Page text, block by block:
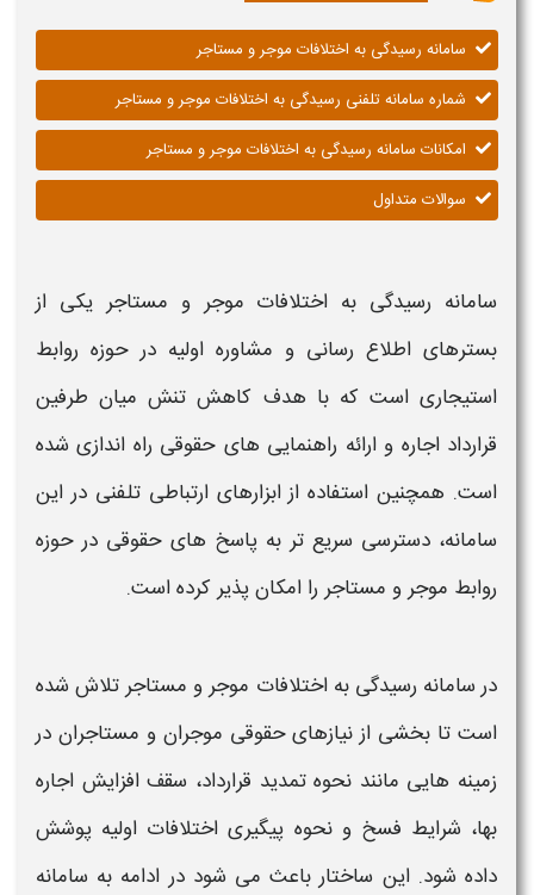
سامانه رسیدگی به اختلافات موجر و مستاجر
شماره سامانه تلفنی رسیدگی به اختلافات موجر و مستاجر
امکانات سامانه رسیدگی به اختلافات موجر و مستاجر
سوالات متداول
سامانه رسیدگی به اختلافات موجر و مستاجر یکی از
بسترهای اطلاع رسانی و مشاوره اولیه در حوزه روابط
استیجاری است که با هدف کاهش تنش میان طرفین
قرارداد اجاره و ارائه راهنمایی های حقوقی راه اندازی شده
است. همچنین استفاده از ابزارهای ارتباطی تلفنی در این
سامانه، دسترسی سریع تر به پاسخ های حقوقی در حوزه
روابط موجر و مستاجر را امکان پذیر کرده است.
درسامانه رسیدگی بهاختلافات موجرو مستاجرتلاش شده
است تا بخشی از نیازهای حقوقی موجران و مستاجران در
زمینه هایی مانند نحوه تمدید قرارداد، سقف افزایش اجاره
بها، شرایط فسخ و نحوه پیگیری اختلافات اولیه پوشش
داده شود. این ساختار باعث می شود در ادامه به سامانه